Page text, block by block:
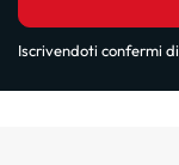
Iscrivendoti confermi